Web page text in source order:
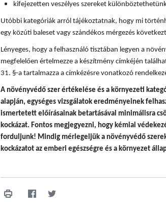
kifejezetten veszélyes szereket
Utóbbi kategóriák arról tájékoztatnak, hogy mi
egy közúti baleset vagy szándékos mérgezés
Lényeges, hogy a felhasználó tisztában legyen a
megfelelően értelmezze a készítmény címkéjén
31. §-a tartalmazza a címkézésre vonatkozó
A növényvédő szer értékelése és a környezeti
alapján, egységes vizsgálatok eredményeinek
ismertetett előírásainak betartásával minimálisra
kockázat. Fontos megjegyezni, hogykémiai
forduljunk! Mindig mérlegeljük a növényvédő
kockázatot az emberi egészségre és a környezet